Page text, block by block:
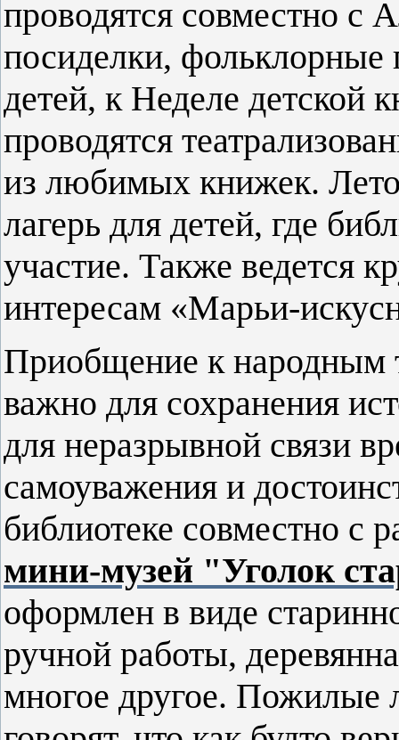
проводятся совместно с
посиделки,
детей, к Неделе детской
проводятся
из любимых книжек.
лагерь для детей, где
участие. Также ведется
интересам «Марьи-
Приобщение к народным
важно для сохранения
для неразрывной связи
самоуважения и
библиотеке совместно с
мини-музей "Уголок
оформлен в виде
ручной работы,
многое другое. Пожилые